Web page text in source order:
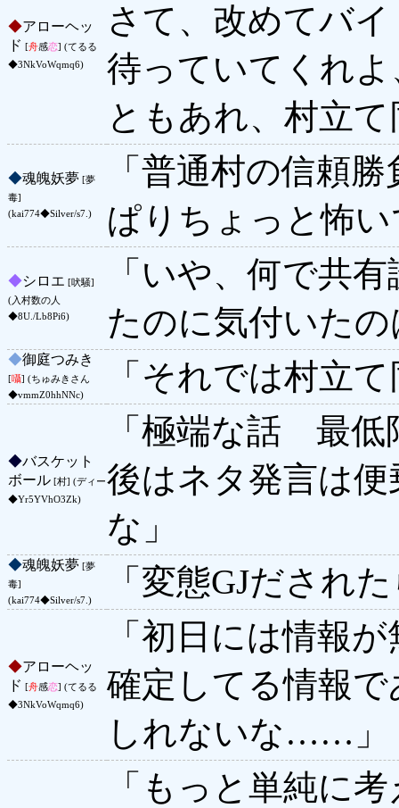
◆アローヘッ
ド [舟感恋] (てるる
◆3NkVoWqmq6)
さて、改めてバ
待っていてくれ
ともあれ、村立
◆魂魄妖夢 [夢
毒]
(kai774◆Silver/s7.)
「普通村の信頼
ぱりちょっと怖
◆シロエ [吠騒]
(入村数の人
◆8U./Lb8Pi6)
「いや、何で共
たのに気付いた
◆御庭つみき
[囁] (ちゅみきさん
◆vmmZ0hhNNc)
「それでは村立
◆バスケット
ボール [村] (ディー
◆Yr5YVhO3Zk)
「極端な話 最低
後はネタ発言は
な」
◆魂魄妖夢 [夢
毒]
(kai774◆Silver/s7.)
「変態GJだされ
◆アローヘッ
ド [舟感恋] (てるる
◆3NkVoWqmq6)
「初日には情報
確定してる情報
しれないな……」
「もっと単純に